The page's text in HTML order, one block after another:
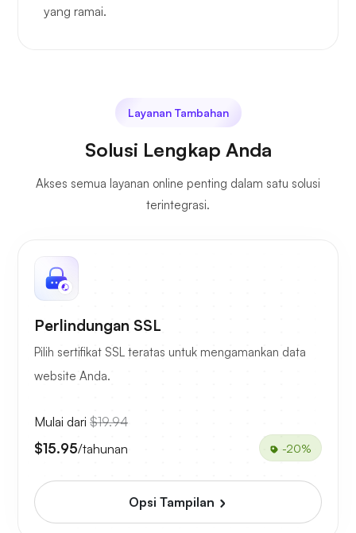
yang ramai.
Layanan Tambahan
Solusi Lengkap Anda
Akses semua layanan online penting dalam satu solusi
terintegrasi.
Perlindungan SSL
Pilih sertifikat SSL teratas untuk mengamankan data
website Anda.
Mulai dari $19.94
$15.95/tahunan -20%
Opsi Tampilan